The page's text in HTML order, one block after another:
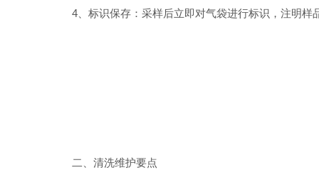
4、标识保存：采样后立即对气袋进行标识，注明样
二、清洗维护要点